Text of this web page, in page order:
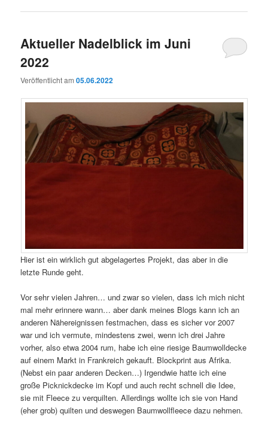
Aktueller Nadelblick im Juni
2022
Veröffentlicht am05.06.2022
Hier ist ein wirklich gut abgelagertes Projekt, das aber in die
letzte Runde geht.
Vor sehr vielen Jahren… und zwar so vielen, dass ich mich nicht
mal mehr erinnere wann… aber dank meines Blogs kann ich an
anderen Nähereignissen festmachen, dass es sicher vor 2007
war und ich vermute, mindestens zwei, wenn ich drei Jahre
vorher, also etwa 2004 rum, habe ich eine riesige Baumwolldecke
auf einem Markt in Frankreich gekauft. Blockprint aus Afrika.
(Nebst ein paar anderen Decken…) Irgendwie hatte ich eine
große Picknickdecke im Kopf und auch recht schnell die Idee,
sie mit Fleece zu verquilten. Allerdings wollte ich sie von Hand
(eher grob) quilten und deswegen Baumwollfleece dazu nehmen.